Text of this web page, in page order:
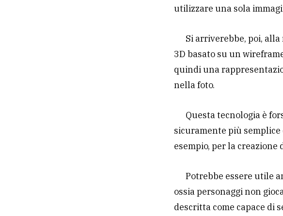
utilizzare una sola
Si arriverebbe, poi,
3D basato su un
quindi una
nella foto.
Questa tecnologia è
sicuramente più
esempio, per la creazione
Potrebbe essere utile
ossia personaggi non
descritta come capace di